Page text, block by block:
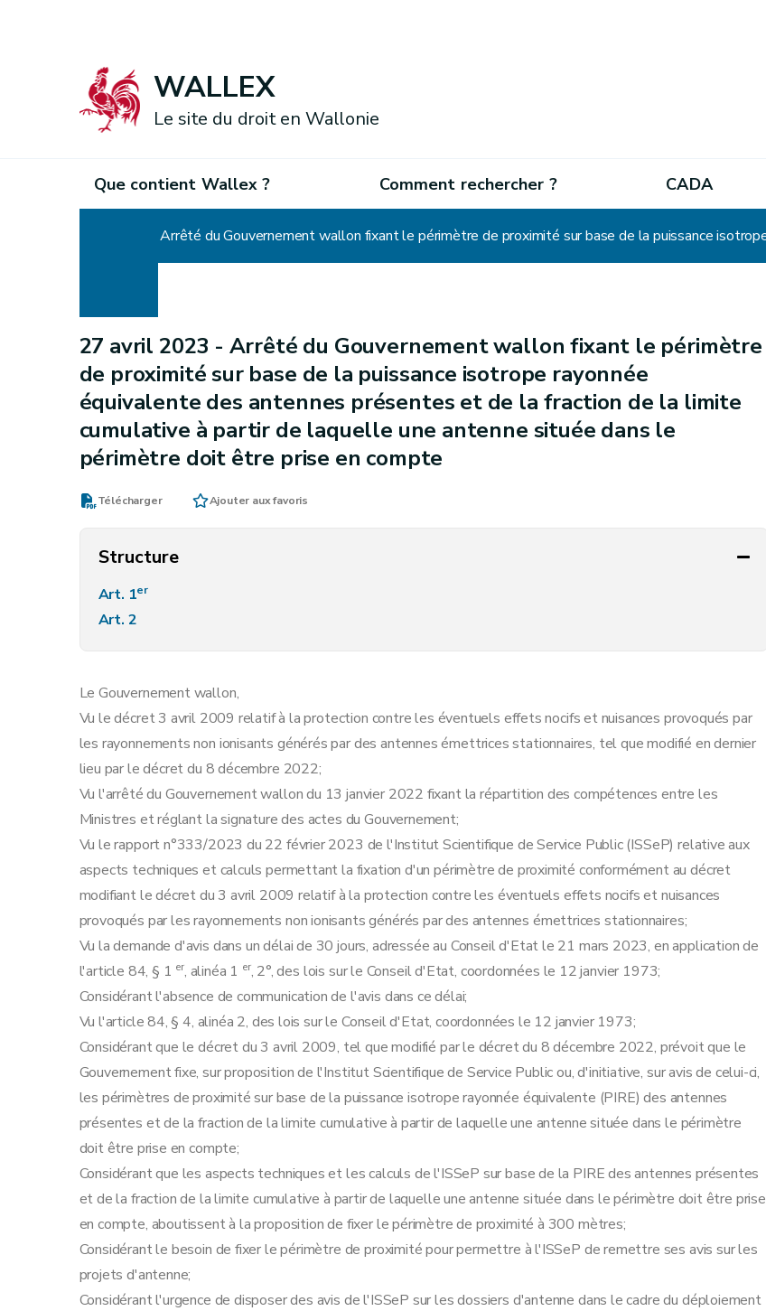
WALLEX
Le site du droit en Wallonie
Que contient Wallex ? Comment rechercher ? CADA
27 avril 2023 - Arrêté du Gouvernement wallon fixant le périmètre
de proximité sur base de la puissance isotrope rayonnée
équivalente des antennes présentes et de la fraction de la limite
cumulative à partir de laquelle une antenne située dans le
périmètre doit être prise en compte
Télécharger Ajouter aux favoris
Structure
Art. 1er
Art. 2
Le Gouvernement wallon,
Vu le décret 3 avril 2009 relatif à la protection contre les éventuels effets nocifs et nuisances provoqués par
les rayonnements non ionisants générés par des antennes émettrices stationnaires, tel que modifié en dernier
lieu par le décret du 8 décembre 2022;
Vu l'arrêté du Gouvernement wallon du 13 janvier 2022 fixant la répartition des compétences entre les
Ministres et réglant la signature des actes du Gouvernement;
Vu le rapport n°333/2023 du 22 février 2023 de l'Institut Scientifique de Service Public (ISSeP) relative aux
aspects techniques et calculs permettant la fixation d'un périmètre de proximité conformément au décret
modifiant le décret du 3 avril 2009 relatif à la protection contre les éventuels effets nocifs et nuisances
provoqués par les rayonnements non ionisants générés par des antennes émettrices stationnaires;
Vu la demande d'avis dans un délai de 30 jours, adressée au Conseil d'Etat le 21 mars 2023, en application de
l'article 84, § 1 er, alinéa 1 er, 2°, des lois sur le Conseil d'Etat, coordonnées le 12 janvier 1973;
Considérant l'absence de communication de l'avis dans ce délai;
Vu l'article 84, § 4, alinéa 2, des lois sur le Conseil d'Etat, coordonnées le 12 janvier 1973;
Considérant que le décret du 3 avril 2009, tel que modifié par le décret du 8 décembre 2022, prévoit que le
Gouvernement fixe, sur proposition de l'Institut Scientifique de Service Public ou, d'initiative, sur avis de celui-ci,
les périmètres de proximité sur base de la puissance isotrope rayonnée équivalente (PIRE) des antennes
présentes et de la fraction de la limite cumulative à partir de laquelle une antenne située dans le périmètre
doit être prise en compte;
Considérant que les aspects techniques et les calculs de l'ISSeP sur base de la PIRE des antennes présentes
et de la fraction de la limite cumulative à partir de laquelle une antenne située dans le périmètre doit être prise
en compte, aboutissent à la proposition de fixer le périmètre de proximité à 300 mètres;
Considérant le besoin de fixer le périmètre de proximité pour permettre à l'ISSeP de remettre ses avis sur les
projets d'antenne;
Considérant l'urgence de disposer des avis de l'ISSeP sur les dossiers d'antenne dans le cadre du déploiement